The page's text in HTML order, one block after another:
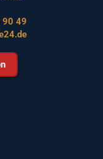
90 49